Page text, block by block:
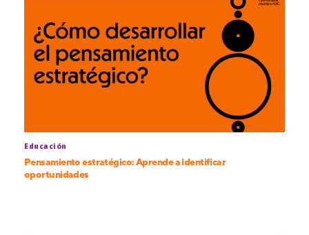
Educación
Pensamiento estratégico: Aprende a identificar
oportunidades